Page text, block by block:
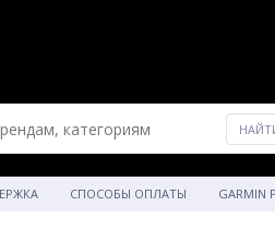
СПОСОБЫ ОПЛАТЫ GARMIN